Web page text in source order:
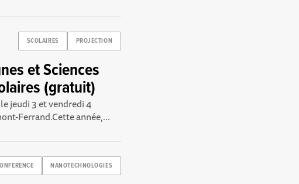
SCOLAIRES PROJECTION
et Sciences
(gratuit)
jeudi 3 et vendredi 4
Ferrand.Cette année,...
NANOTECHNOLOGIES